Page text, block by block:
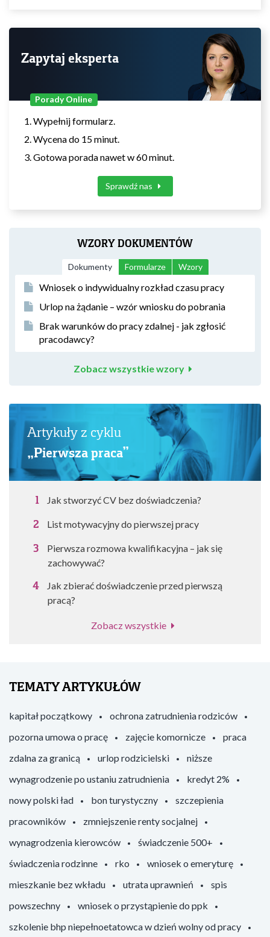
Zapytaj eksperta
Porady Online
Wypełnij formularz.
Wycena do 15 minut.
Gotowa porada nawet w 60 minut.
Sprawdź nas
WZORY DOKUMENTÓW
Dokumenty Formularze Wzory
Wniosek o indywidualny rozkład czasu pracy
Urlop na żądanie – wzór wniosku do pobrania
Brak warunków do pracy zdalnej - jak zgłosić
pracodawcy?
Zobacz wszystkie wzory
Artykuły z cyklu
„Pierwsza praca”
Jak stworzyć CV bez doświadczenia?
List motywacyjny do pierwszej pracy
Pierwsza rozmowa kwalifikacyjna – jak się
zachowywać?
Jak zbierać doświadczenie przed pierwszą
pracą?
Zobacz wszystkie
TEMATY ARTYKUŁÓW
kapitał początkowy
ochrona zatrudnienia rodziców
pozorna umowa o pracę
zajęcie komornicze
praca
zdalna za granicą
urlop rodzicielski
niższe
wynagrodzenie po ustaniu zatrudnienia
kredyt 2%
nowy polski ład
bon turystyczny
szczepienia
pracowników
zmniejszenie renty socjalnej
wynagrodzenia kierowców
świadczenie 500+
świadczenia rodzinne
rko
wniosek o emeryturę
mieszkanie bez wkładu
utrata uprawnień
spis
powszechny
wniosek o przystąpienie do ppk
szkolenie bhp niepełnoetatowca w dzień wolny od pracy